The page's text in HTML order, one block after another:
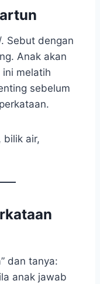
Sebut dengan
Anak akan
melatih
sebelum
bilik air,
dan tanya:
anak jawab